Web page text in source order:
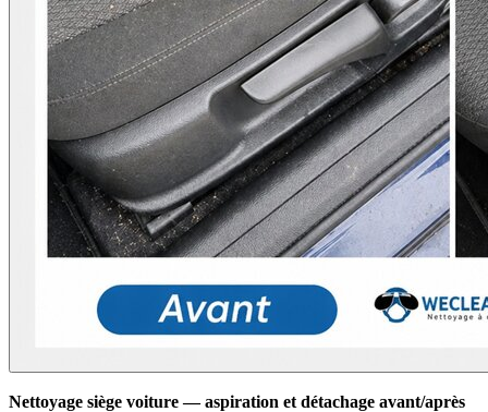
Nettoyage siège voiture — aspiration et détachage avant/après